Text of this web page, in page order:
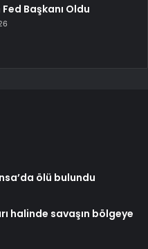
Başkanı Oldu
ölü bulundu
halinde savaşın bölgeye